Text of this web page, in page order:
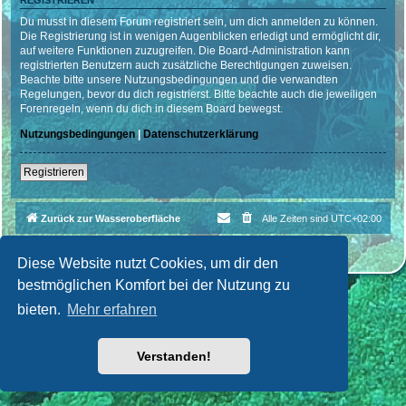
Diese Website nutzt Cookies, um dir den
bestmöglichen Komfort bei der Nutzung zu
bieten. Mehr erfahren
Verstanden!
Du musst in diesem Forum registriert sein, um dich anmelden zu können.
Die Registrierung ist in wenigen Augenblicken erledigt und ermöglicht dir,
auf weitere Funktionen zuzugreifen. Die Board-Administration kann
registrierten Benutzern auch zusätzliche Berechtigungen zuweisen.
Beachte bitte unsere Nutzungsbedingungen und die verwandten
Regelungen, bevor du dich registrierst. Bitte beachte auch die jeweiligen
Forenregeln, wenn du dich in diesem Board bewegst.
Nutzungsbedingungen | Datenschutzerklärung
Registrieren
Zurück zur Wasseroberfläche Alle Zeiten sind UTC+02:00
Deutsche Übersetzung durch
phpBB.de| Style par